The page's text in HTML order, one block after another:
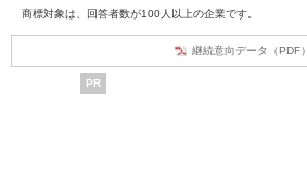
商標対象は、回答者数が100人以上の企業です。
継続意向データ（PDF）
PR